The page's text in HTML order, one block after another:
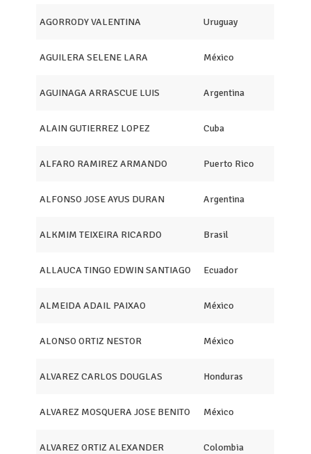
AGORRODY VALENTINA Uruguay
AGUILERA SELENE LARA México
AGUINAGA ARRASCUE LUIS Argentina
ALAIN GUTIERREZ LOPEZ Cuba
ALFARO RAMIREZ ARMANDO Puerto Rico
ALFONSO JOSE AYUS DURAN Argentina
ALKMIM TEIXEIRA RICARDO Brasil
ALLAUCA TINGO EDWIN SANTIAGO Ecuador
ALMEIDA ADAIL PAIXAO México
ALONSO ORTIZ NESTOR México
ALVAREZ CARLOS DOUGLAS Honduras
ALVAREZ MOSQUERA JOSE BENITO México
ALVAREZ ORTIZ ALEXANDER Colombia